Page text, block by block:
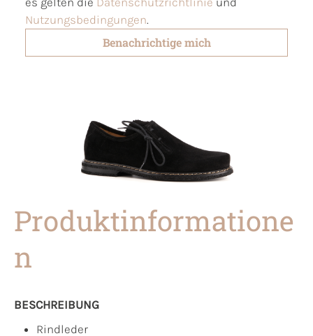
Nutzungsbedingungen.
Benachrichtige mich
Produktinformatione
n
BESCHREIBUNG
Rindleder